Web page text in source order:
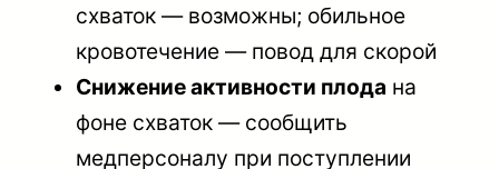
схваток — возможны; обильное
кровотечение — повод для скорой
Снижение активности плода на
фоне схваток — сообщить
медперсоналу при поступлении